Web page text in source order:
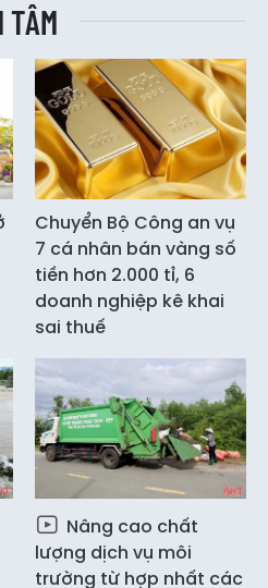
TÂM
Chuyển Bộ Công an vụ
7 cá nhân bán vàng số
tiền hơn 2.000 tỉ, 6
doanh nghiệp kê khai
sai thuế
Nâng cao chất
lượng dịch vụ môi
trường từ hợp nhất các